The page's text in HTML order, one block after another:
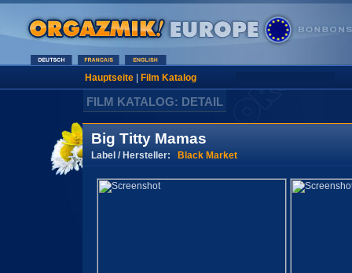
Hauptseite| Film Katalog
FILM KATALOG: DETAIL
Big Titty Mamas
Label / Hersteller: Black Market